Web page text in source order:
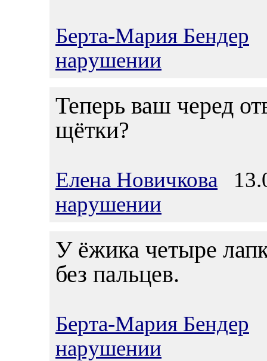
Берта-Мария Бендер
нарушении
Теперь ваш черед
щётки?
Елена Новичкова
нарушении
У ёжика четыре
без пальцев.
Берта-Мария Бендер
нарушении